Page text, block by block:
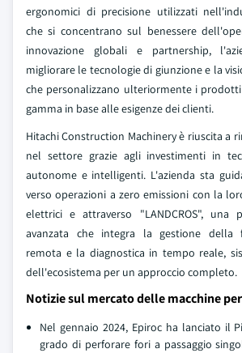
ergonomici di precisione utilizzati
che si concentrano sul benessere
innovazione globali e partnership,
migliorare le tecnologie di giunzione e la
che personalizzano ulteriormente i
gamma in base alle esigenze dei clienti.
Hitachi Construction Machinery è riuscita a
nel settore grazie agli investimenti in
autonome e intelligenti. L'azienda sta
verso operazioni a zero emissioni con la
elettrici e attraverso "LANDCROS", una
avanzata che integra la gestione della
remota e la diagnostica in tempo reale,
dell'ecosistema per un approccio completo.
Notizie sul mercato delle macchine
Nel gennaio 2024, Epiroc ha lanciato il
grado di perforare fori a passaggio